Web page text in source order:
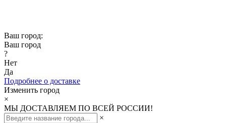
Ваш город:
Ваш город
?
Нет
Да
Подробнее о доставке
Изменить город
×
МЫ ДОСТАВЛЯЕМ ПО ВСЕЙ РОССИИ!
×